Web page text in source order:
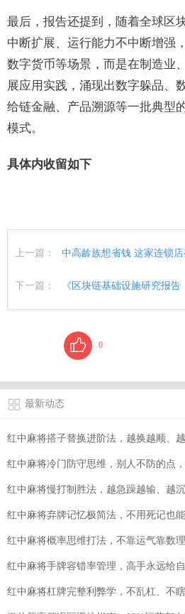
最后，报告还提到，随着全球区
中断扩展、运行能力不中断增强
数字货币等场景，而是在制造业
展应用实践，涌现出数字躲品、
给链金融、产品溯源等一批典型
模式。
具体内收留如下
上一篇： 中高龄族想省钱 这家连锁
下一篇： 《区块链基础设施研究报
0
最新动态
红中麻将搭子替换进阶法，越换越顺、
红中麻将冷门防守思维，别人不防的点
红中麻将慢打制胜法，越急躁越输、越
红中麻将弃牌记忆极简法，不用死记也
红中麻将概率思维打法，不靠运气靠数
红中麻将手牌容错率管理，高手永远给
红中麻将杠牌完整利弊学，不乱杠、不